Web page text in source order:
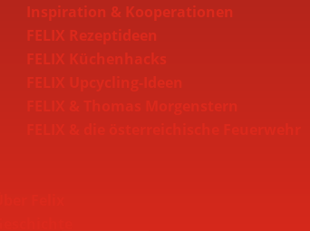
Inspiration & Kooperationen
FELIX Rezeptideen
FELIX Küchenhacks
FELIX Upcycling-Ideen